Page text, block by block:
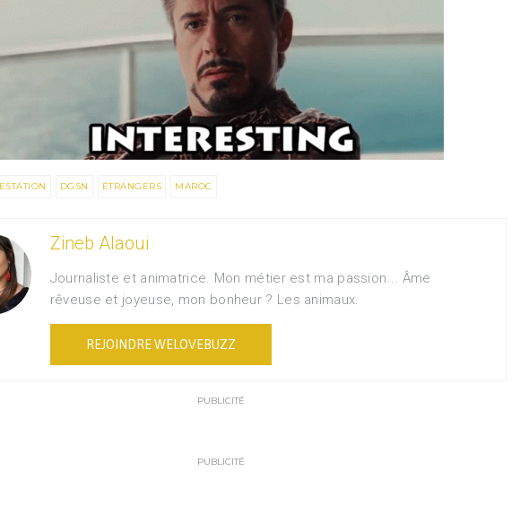
DGSN ÉTRANGERS MAROC
Zineb Alaoui
Journaliste et animatrice. Mon métier est ma passion... Âme
rêveuse et joyeuse, mon bonheur ? Les animaux.
REJOINDRE WELOVEBUZZ
PUBLICITÉ
PUBLICITÉ